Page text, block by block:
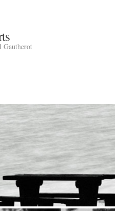
Gautherot